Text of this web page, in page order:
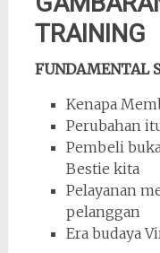
TRAINING
FUNDAMENTAL
Kenapa
Perubahan
Pembeli
Bestie kita
Pelayanan
pelanggan
Era budaya